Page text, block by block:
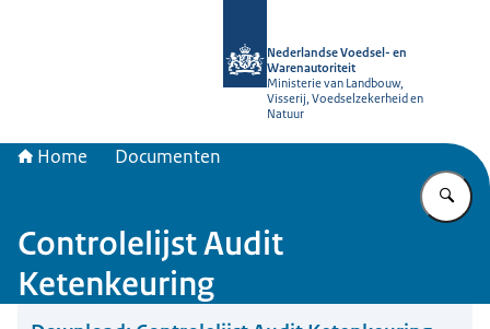
Nederlandse Voedsel- en
Warenautoriteit
Ministerie van Landbouw,
Visserij, Voedselzekerheid en
Natuur
Home Documenten
Controlelijst Audit
Ketenkeuring